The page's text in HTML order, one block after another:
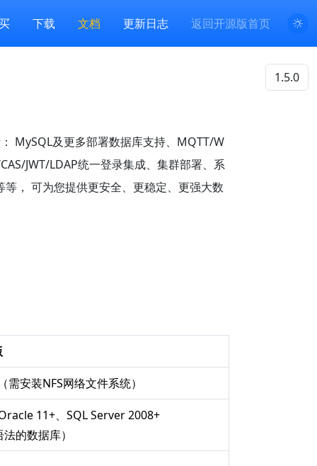
下载 文档 更新日志 返回开源版首页
MySQL及更多部署数据库支持、MQTT/W
JWT/LDAP统一登录集成、集群部署、系
， 可为您提供更安全、更稳定、更强大数
需安装NFS网络文件系统）
11+、SQL Server 2008+
的数据库）